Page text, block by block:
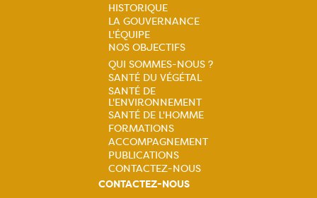
Navigation
principale
HISTORIQUE
LA GOUVERNANCE
L'ÉQUIPE
NOS OBJECTIFS
Navigation
principale
QUI SOMMES-NOUS ?
SANTÉ DU VÉGÉTAL
SANTÉ DE
L'ENVIRONNEMENT
SANTÉ DE L'HOMME
FORMATIONS
ACCOMPAGNEMENT
PUBLICATIONS
CONTACTEZ-NOUS
CONTACTEZ-NOUS